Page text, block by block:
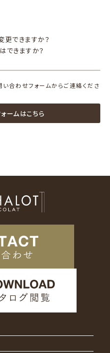
更できますか？
できますか？
合わせフォームからご連絡くださ
ームはこちら